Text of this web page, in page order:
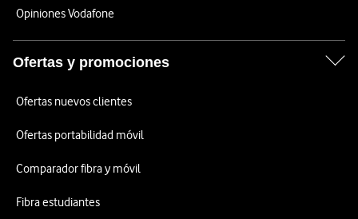
Opiniones Vodafone
Ofertas y promociones
Ofertas nuevos clientes
Ofertas portabilidad móvil
Comparador fibra y móvil
Fibra estudiantes